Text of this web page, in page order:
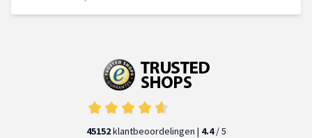
45152klantbeoordelingen | 4.4/ 5